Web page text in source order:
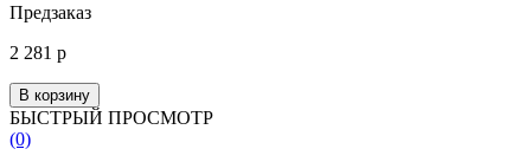
Предзаказ
2 281 р
В корзину
БЫСТРЫЙ ПРОСМОТР
(0)